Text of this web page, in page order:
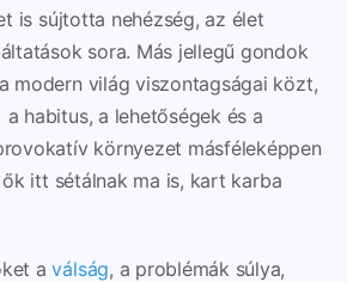
is sújtotta nehézség, az élet
sora. Más jellegű gondok
modern világ viszontagságai közt,
habitus, a lehetőségek és a
környezet másféleképpen
itt sétálnak ma is, kart karba
aválság, a problémák súlya,